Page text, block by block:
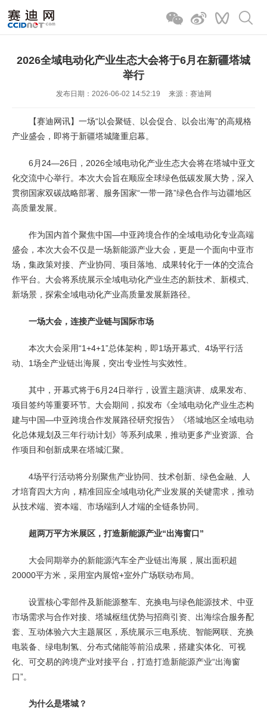
2026全域电动化产业生态大会将于6月在新疆塔城
举行
发布日期：2026-06-02 14:52:19 来源：赛迪网
【赛迪网讯】一场“以会聚链、以会促合、以会出海”的高规格
产业盛会，即将于新疆塔城隆重启幕。
6月24—26日，2026全域电动化产业生态大会将在塔城中亚文
化交流中心举行。本次大会旨在顺应全球绿色低碳发展大势，深入
贯彻国家双碳战略部署、服务国家“一带一路”绿色合作与边疆地区
高质量发展。
作为国内首个聚焦中国—中亚跨境合作的全域电动化专业高端
盛会，本次大会不仅是一场新能源产业大会，更是一个面向中亚市
场，集政策对接、产业协同、项目落地、成果转化于一体的交流合
作平台。大会将系统展示全域电动化产业生态的新技术、新模式、
新场景，探索全域电动化产业高质量发展新路径。
一场大会，连接产业链与国际市场
本次大会采用“1+4+1”总体架构，即1场开幕式、4场平行活
动、1场全产业链出海展，突出专业性与实效性。
其中，开幕式将于6月24日举行，设置主题演讲、成果发布、
项目签约等重要环节。大会期间，拟发布《全域电动化产业生态构
建与中国—中亚跨境合作发展路径研究报告》《塔城地区全域电动
化总体规划及三年行动计划》等系列成果，推动更多产业资源、合
作项目和创新成果在塔城汇聚。
4场平行活动将分别聚焦产业协同、技术创新、绿色金融、人
才培育四大方向，精准回应全域电动化产业发展的关键需求，推动
从技术端、资本端、市场端到人才端的全链条协同。
超两万平方米展区，打造新能源产业“出海窗口”
大会同期举办的新能源汽车全产业链出海展，展出面积超
20000平方米，采用室内展馆+室外广场联动布局。
设置核心零部件及新能源整车、充换电与绿色能源技术、中亚
市场需求与合作对接、塔城枢纽优势与招商引资、出海综合服务配
套、互动体验六大主题展区，系统展示三电系统、智能网联、充换
电装备、绿电制氢、分布式储能等前沿成果，搭建实体化、可视
化、可交易的跨境产业对接平台，打造打造新能源产业“出海窗
口”。
为什么是塔城？